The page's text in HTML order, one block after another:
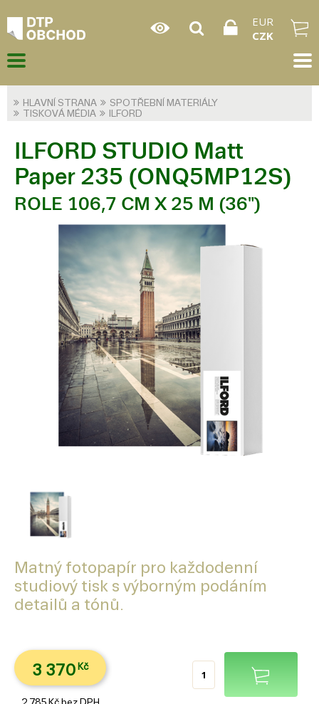
EUR
CZK
HLAVNÍ STRANA
SPOTŘEBNÍ MATERIÁLY
TISKOVÁ MÉDIA
ILFORD
ILFORD STUDIO Matt
Paper 235 (ONQ5MP12S)
ROLE 106,7 CM X 25 M (36")
Matný fotopapír pro každodenní
studiový tisk s výborným podáním
detailů a tónů.
3 370 Kč